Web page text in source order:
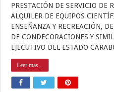
PRESTACIÓN DE SERVICIO DE
ALQUILER DE EQUIPOS
ENSEÑANZA Y RECREACIÓN,
DE CONDECORACIONES Y
EJECUTIVO DEL ESTADO
Leer mas...